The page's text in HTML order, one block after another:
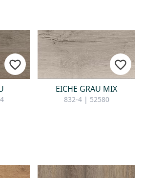
EICHE GRAU MIX
832-4 | 52580